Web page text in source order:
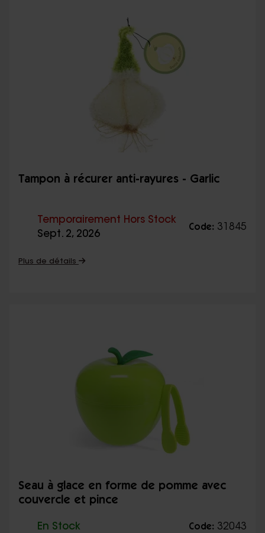
Tampon à récurer anti-rayures - Garlic
Temporairement Hors Stock
Sept. 2, 2026
Code: 31845
Plus de détails
Seau à glace en forme de pomme avec
couvercle et pince
En Stock Code: 32043